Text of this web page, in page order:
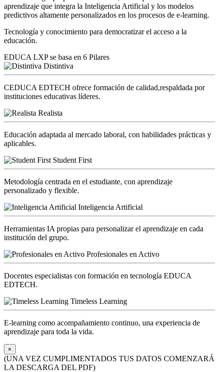
aprendizaje que integra la Inteligencia Artificial y los modelos
predictivos altamente personalizados en los procesos de e-learning.
Tecnología y conocimiento para democratizar el acceso a la
educación.
EDUCA LXP se basa en 6 Pilares
Distintiva
CEDUCA EDTECH ofrece formación de calidad,respaldada por
instituciones educativas líderes.
Realista
Educación adaptada al mercado laboral, con habilidades prácticas y
aplicables.
Student First
Metodología centrada en el estudiante, con aprendizaje
personalizado y flexible.
Inteligencia Artificial
Herramientas IA propias para personalizar el aprendizaje en cada
institución del grupo.
Profesionales en Activo
Docentes especialistas con formación en tecnología EDUCA
EDTECH.
Timeless Learning
E-learning como acompañamiento continuo, una experiencia de
aprendizaje para toda la vida.
×
(UNA VEZ CUMPLIMENTADOS TUS DATOS COMENZARÁ
LA DESCARGA DEL PDF)